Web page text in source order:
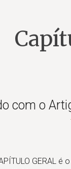
traje, a para além
num
orlados a
(a Direcção da
com o
GERAL